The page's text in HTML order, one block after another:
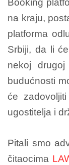
Booking
na kraju,
platforma
Srbiji, da li
nekoj
budućnosti
će
ugostitelja i
Pitali smo
čitaocima